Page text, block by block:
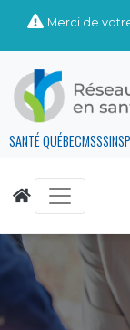
Merci de
SANTÉ QUÉBECMSSS